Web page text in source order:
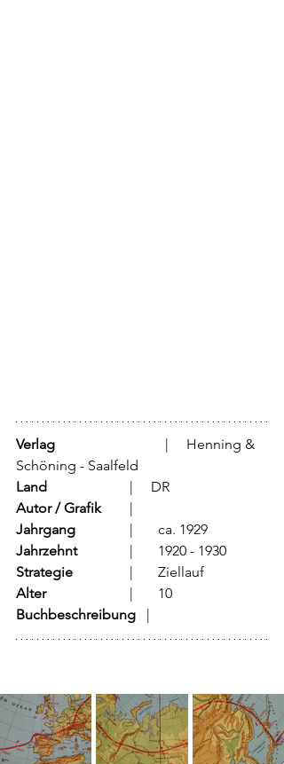
Verlag
Schöning - Saalfeld
Land
			  |     DR
Autor / Grafik
Jahrgang
		  |	ca. 1929
Jahrzehnt
		  |	1920 - 1930
Strategie
Alter
			  |	10
Buchbeschreibung